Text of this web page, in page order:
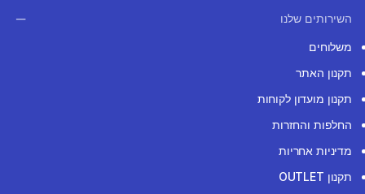
השירותים שלנו
משלוחים
תקנון האתר
תקנון מועדון לקוחות
החלפות והחזרות
מדיניות אחריות
תקנון OUTLET